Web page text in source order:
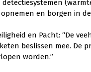
en borgen in
en Pacht: “De
beslissen mee. De
worden.”